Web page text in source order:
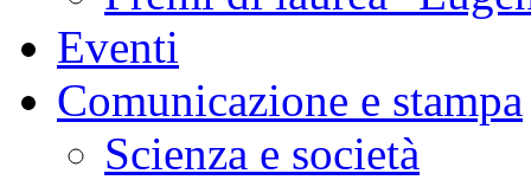
Eventi
Comunicazione e stampa
Scienza e società